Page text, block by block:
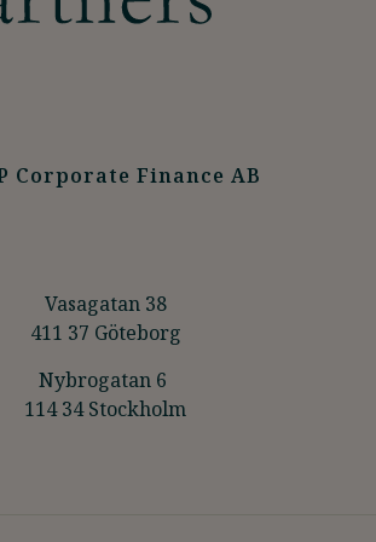
Corporate Finance AB
Vasagatan 38
411 37 Göteborg
Nybrogatan 6
114 34 Stockholm